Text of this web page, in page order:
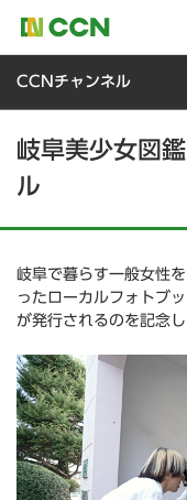
CCNチャンネル
岐阜美少女図
ル
岐阜で暮らす一般女性
ったローカルフォトブ
が発行されるのを記念